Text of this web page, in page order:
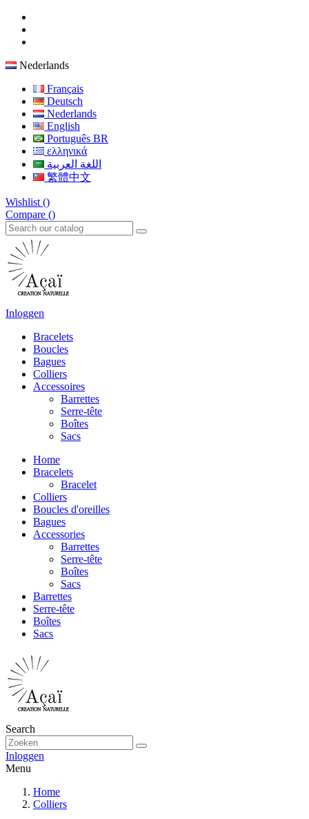
Nederlands
Français
Deutsch
Nederlands
English
Português BR
ελληνικά
اللغة العربية
繁體中文
Wishlist ()
Compare ()
Inloggen
Bracelets
Boucles
Bagues
Colliers
Accessoires
Barrettes
Serre-tête
Boîtes
Sacs
Home
Bracelets
Bracelet
Colliers
Boucles d'oreilles
Bagues
Accessories
Barrettes
Serre-tête
Boîtes
Sacs
Barrettes
Serre-tête
Boîtes
Sacs
Search
Inloggen
Menu
Home
Colliers